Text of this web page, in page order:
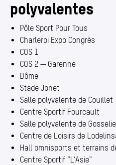
Annuaire (Section
Media center
Mes démarches
polyvalentes
Pôle Sport Pour Tous
Charleroi Expo Congrès
COS 1
COS 2 — Garenne
Dôme
Stade Jonet
Salle polyvalente de Couillet
Centre Sportif Fourcault
Salle polyvalente de
Centre de Loisirs de
Hall omnisports et terrains
Centre Sportif “L’Asie”